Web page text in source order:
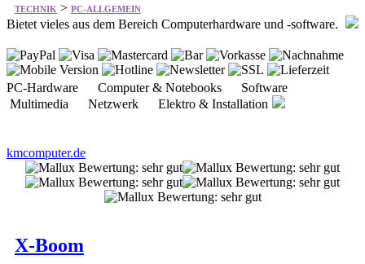
TECHNIK > PC-ALLGEMEIN
Bietet vieles aus dem Bereich Computerhardware und -software.
PC-Hardware Computer & Notebooks Software
Multimedia Netzwerk Elektro & Installation
kmcomputer.de
X-Boom